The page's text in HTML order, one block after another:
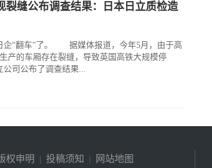
裂缝公布调查结果：日本日立质检造
“翻车”了。 据媒体报道，今年5月，由于高
产的车厢存在裂缝，导致英国高铁大规模停
公司公布了调查结果...
权申明 | 投稿须知 | 网站地图